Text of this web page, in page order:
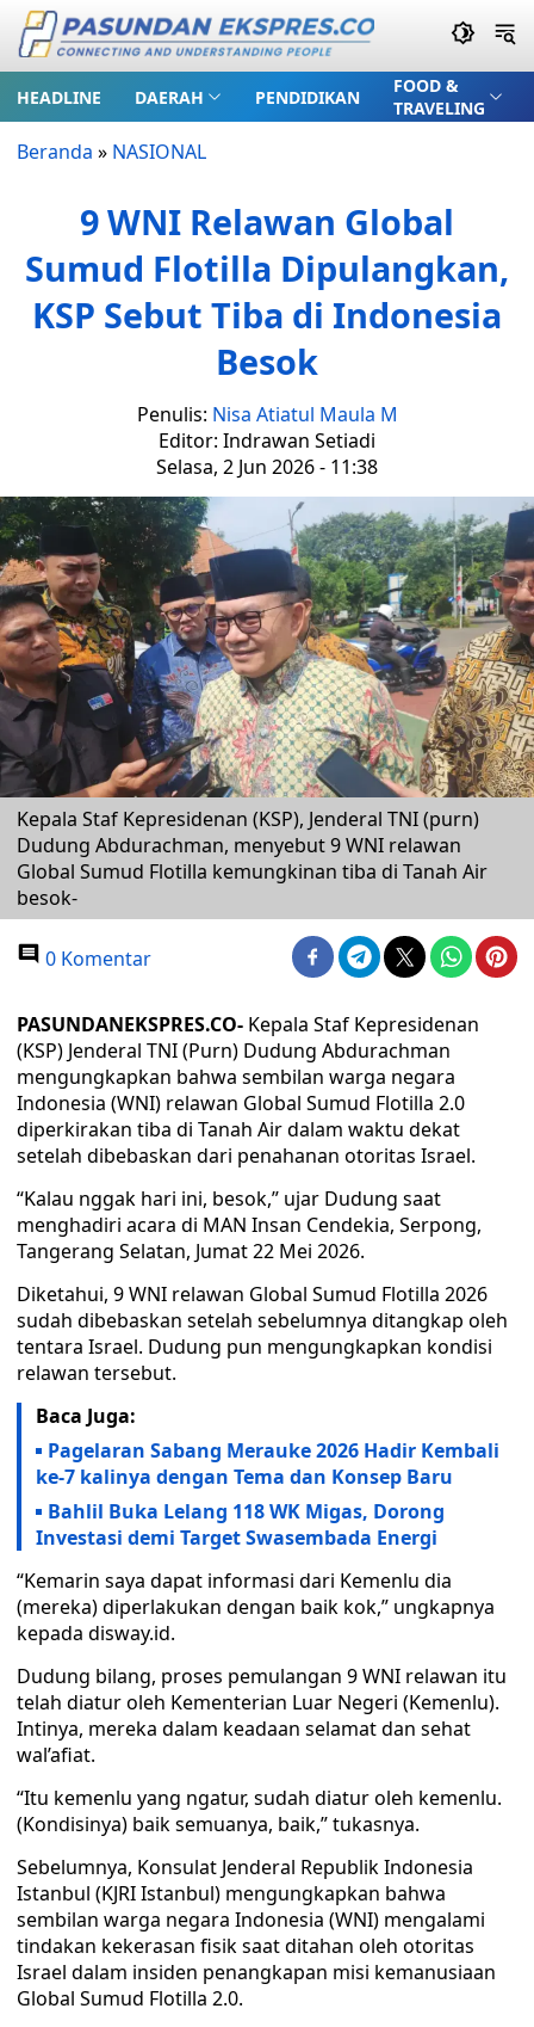
HEADLINE DAERAH PENDIDIKAN
FOOD &
TRAVELING
Beranda » NASIONAL
9 WNI Relawan Global
Sumud Flotilla Dipulangkan,
KSP Sebut Tiba di Indonesia
Besok
Penulis: Nisa Atiatul Maula M
Editor: Indrawan Setiadi
Selasa, 2 Jun 2026 - 11:38
Kepala Staf Kepresidenan (KSP), Jenderal TNI (purn)
Dudung Abdurachman, menyebut 9 WNI relawan
Global Sumud Flotilla kemungkinan tiba di Tanah Air
besok-
0 Komentar
PASUNDANEKSPRES.CO- Kepala Staf Kepresidenan
(KSP) Jenderal TNI (Purn) Dudung Abdurachman
mengungkapkan bahwa sembilan warga negara
Indonesia (WNI) relawan Global Sumud Flotilla 2.0
diperkirakan tiba di Tanah Air dalam waktu dekat
setelah dibebaskan dari penahanan otoritas Israel.
“Kalau nggak hari ini, besok,” ujar Dudung saat
menghadiri acara di MAN Insan Cendekia, Serpong,
Tangerang Selatan, Jumat 22 Mei 2026.
Diketahui, 9 WNI relawan Global Sumud Flotilla 2026
sudah dibebaskan setelah sebelumnya ditangkap oleh
tentara Israel. Dudung pun mengungkapkan kondisi
relawan tersebut.
Baca Juga:
Pagelaran Sabang Merauke 2026 Hadir Kembali
ke-7 kalinya dengan Tema dan Konsep Baru
Bahlil Buka Lelang 118 WK Migas, Dorong
Investasi demi Target Swasembada Energi
“Kemarin saya dapat informasi dari Kemenlu dia
(mereka) diperlakukan dengan baik kok,” ungkapnya
kepada disway.id.
Dudung bilang, proses pemulangan 9 WNI relawan itu
telah diatur oleh Kementerian Luar Negeri (Kemenlu).
Intinya, mereka dalam keadaan selamat dan sehat
wal’afiat.
“Itu kemenlu yang ngatur, sudah diatur oleh kemenlu.
(Kondisinya) baik semuanya, baik,” tukasnya.
Sebelumnya, Konsulat Jenderal Republik Indonesia
Istanbul (KJRI Istanbul) mengungkapkan bahwa
sembilan warga negara Indonesia (WNI) mengalami
tindakan kekerasan fisik saat ditahan oleh otoritas
Israel dalam insiden penangkapan misi kemanusiaan
Global Sumud Flotilla 2.0.